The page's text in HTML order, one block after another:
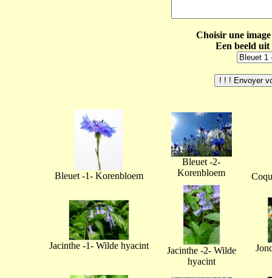
Choisir une
Een beeld
Bleuet -1- Korenbloem
Bleuet -2-
Korenbloem
Jacinthe -1- Wilde hyacint
Jacinthe -2- Wilde
hyacint